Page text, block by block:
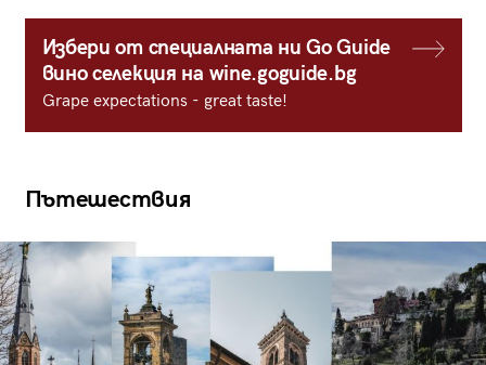
Избери от специалната ни Go Guide
вино селекция на wine.goguide.bg
Grape expectations - great taste!
Пътешествия